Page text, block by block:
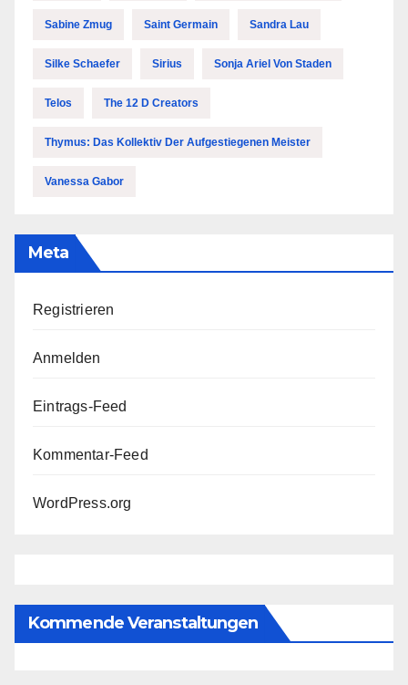
Sabine Zmug Saint Germain Sandra Lau
Silke Schaefer Sirius Sonja Ariel Von Staden
Telos The 12 D Creators
Thymus: Das Kollektiv Der Aufgestiegenen Meister
Vanessa Gabor
Meta
Registrieren
Anmelden
Eintrags-Feed
Kommentar-Feed
WordPress.org
Kommende Veranstaltungen